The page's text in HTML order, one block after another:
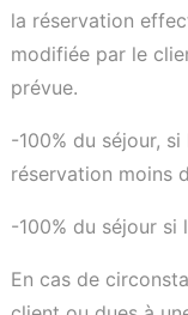
la réservation
modifiée par le
prévue.
-100% du séjour,
réservation moins
-100% du séjour si
En cas de